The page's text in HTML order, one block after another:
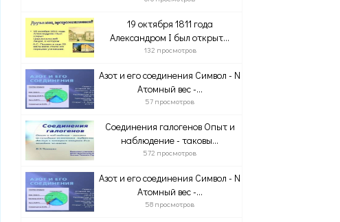
19 октября 1811 года
Александром I был открыт...
132 просмотров
Азот и его соединения Символ - N
Атомный вес -...
57 просмотров
Соединения галогенов Опыт и
наблюдение - таковы...
572 просмотров
Азот и его соединения Символ - N
Атомный вес -...
58 просмотров